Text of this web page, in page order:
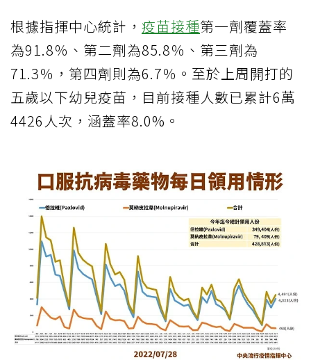
根據指揮中心統計， 疫苗接種第一劑覆蓋率
為91.8％、第二劑為85.8％、第三劑為
71.3％，第四劑則為6.7％。至於上周開打的
五歲以下幼兒疫苗，目前接種人數已累計6萬
4426人次，涵蓋率8.0%。